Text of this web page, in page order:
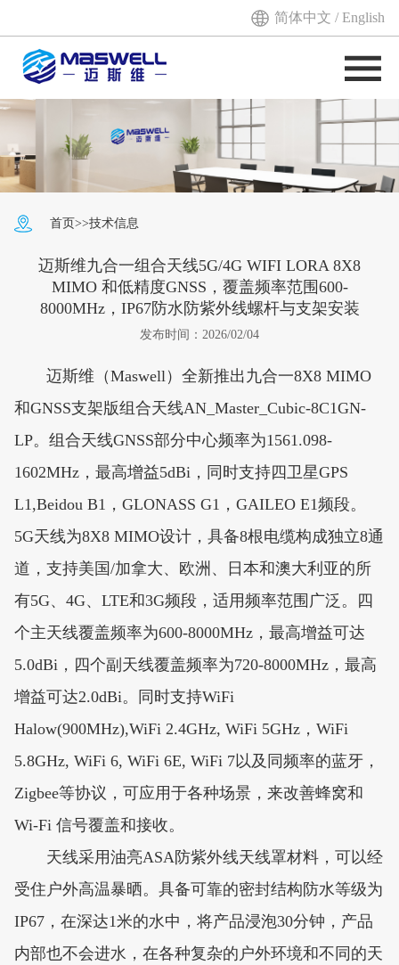
简体中文/English
首页>>技术信息
迈斯维九合一组合天线5G/4G WIFI LORA 8X8
MIMO 和低精度GNSS，覆盖频率范围600-
8000MHz，IP67防水防紫外线螺杆与支架安装
发布时间：2026/02/04
迈斯维（Maswell）全新推出九合一8X8 MIMO
和GNSS支架版组合天线AN_Master_Cubic-8C1GN-
LP。组合天线GNSS部分中心频率为1561.098-
1602MHz，最高增益5dBi，同时支持四卫星GPS
L1,Beidou B1，GLONASS G1，GAILEO E1频段。
5G天线为8X8 MIMO设计，具备8根电缆构成独立8通
道，支持美国/加拿大、欧洲、日本和澳大利亚的所
有5G、4G、LTE和3G频段，适用频率范围广泛。四
个主天线覆盖频率为600-8000MHz，最高增益可达
5.0dBi，四个副天线覆盖频率为720-8000MHz，最高
增益可达2.0dBi。同时支持WiFi
Halow(900MHz),WiFi 2.4GHz, WiFi 5GHz，WiFi
5.8GHz, WiFi 6, WiFi 6E, WiFi 7以及同频率的蓝牙，
Zigbee等协议，可应用于各种场景，来改善蜂窝和
Wi-Fi 信号覆盖和接收。
天线采用油亮ASA防紫外线天线罩材料，可以经
受住户外高温暴晒。具备可靠的密封结构防水等级为
IP67，在深达1米的水中，将产品浸泡30分钟，产品
内部也不会进水，在各种复杂的户外环境和不同的天